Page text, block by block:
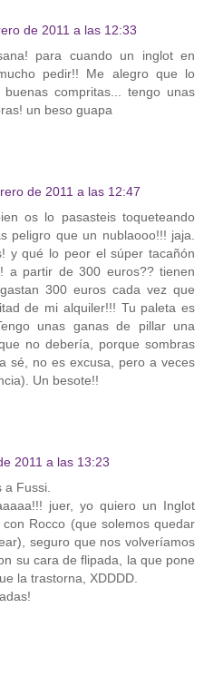
de 2011 a las 12:33
para cuando un inglot en
pedir!! Me alegro que lo
compritas... tengo unas
un beso guapa
de 2011 a las 12:47
os lo pasasteis toqueteando
peligro que un nublaooo!!! jaja.
y qué lo peor el súper tacañón
a partir de 300 euros?? tienen
300 euros cada vez que
de mi alquiler!!! Tu paleta es
unas ganas de pillar una
no debería, porque sombras
sé, no es excusa, pero a veces
Un besote!!
2011 a las 13:23
Fussi.
juer, yo quiero un Inglot
Rocco (que solemos quedar
seguro que nos volveríamos
su cara de flipada, la que pone
la trastorna, XDDDD.